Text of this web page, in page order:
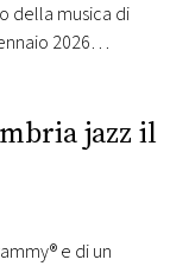
della musica di
2026
Carlo: Martedì 13
Torna al Blue Note
Jazz! Formatisi nel
jazz il
e di un